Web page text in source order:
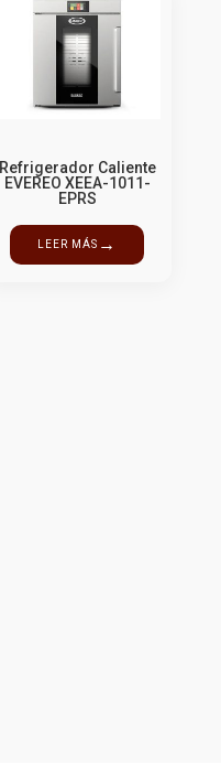
Refrigerador Caliente
EVEREO XEEA-1011-
EPRS
LEER MÁS →